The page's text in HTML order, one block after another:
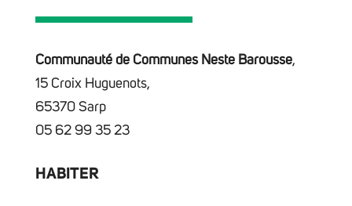
Communauté de Communes Neste Barousse,
15 Croix Huguenots,
65370 Sarp
05 62 99 35 23
HABITER